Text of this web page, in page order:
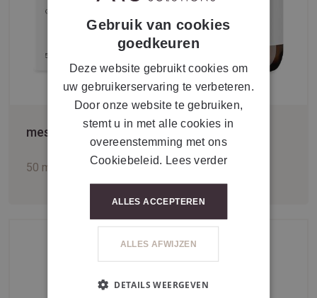
mesopeel® jessner pro
50 ml
FRENCH
Gebruik van cookies
goedkeuren
Deze website gebruikt cookies om
uw gebruikerservaring te verbeteren.
Door onze website te gebruiken,
stemt u in met alle cookies in
overeenstemming met ons
Cookiebeleid. Lees verder
ALLES ACCEPTEREN
ALLES AFWIJZEN
DETAILS WEERGEVEN